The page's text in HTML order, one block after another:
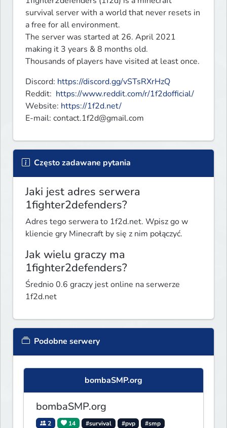
survival server with a world that never resets in
a free for all environment.
The server was started at 26. April 2021
making it 3 years & 8 months old.
Thousands of players have visited at least once.
Discord: https://discord.gg/vSTsRXrHzQ
Reddit: https://www.reddit.com/r/1f2dofficial/
Website: https://1f2d.net/
E-mail: contact.1f2d@gmail.com
Często zadawane pytania
Jaki jest adres serwera
1fighter2defenders?
Adres tego serwera to 1f2d.net. Wpisz go w
kliencie gry Minecraft by się z nim połączyć.
Jak wielu graczy ma
1fighter2defenders?
Średnio 0.6 graczy jest online na serwerze
1f2d.net
Podobne serwery
bombaSMP.org
bombaSMP.org
2 14 #survival #pvp
#smp